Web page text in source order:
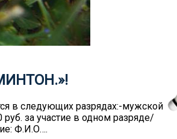
в следующих разрядах:-мужской
за участие в одном разряде/
Ф.И.О….